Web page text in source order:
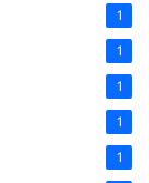
1
1
1
1
1